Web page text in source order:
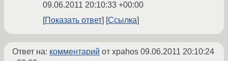
09.06.2011 20:10:33 +00:00
Показать ответ
Ссылка
Ответ на: комментарий от xpahos 09.06.2011 20:10:24